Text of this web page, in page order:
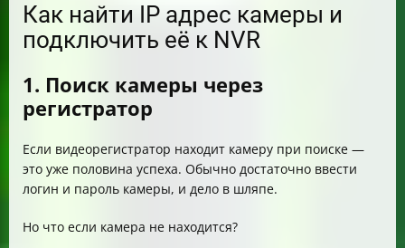
Как найти IP адрес камеры и
подключить её к NVR
1. Поиск камеры через
регистратор
Если видеорегистратор находит камеру при поиске —
это уже половина успеха. Обычно достаточно ввести
логин и пароль камеры, и дело в шляпе.
Но что если камера не находится?